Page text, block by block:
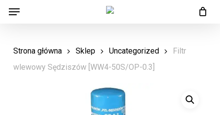
Skip
content
Menu
Strona główna Sklep Uncategorized
Filtr
wlewowy Sędziszów [WW4-50S/OP-0.3]
Menu